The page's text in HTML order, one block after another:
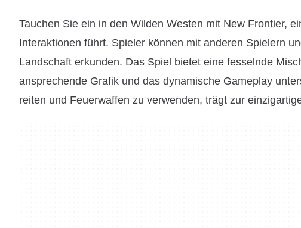
Tauchen Sie ein in den Wilden Westen mit New Frontier,
Interaktionen führt. Spieler können mit anderen Spielern
Landschaft erkunden. Das Spiel bietet eine fesselnde
ansprechende Grafik und das dynamische Gameplay
reiten und Feuerwaffen zu verwenden, trägt zur